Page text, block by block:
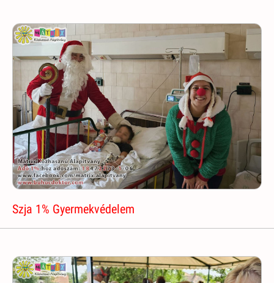
Szja 1% Gyermekvédelem